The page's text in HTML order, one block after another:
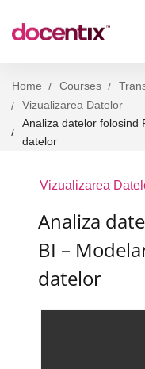
Home Courses
Vizualizarea Datelor
Analiza datelor folosind
datelor
Vizualizarea
Analiza
BI –
datelor